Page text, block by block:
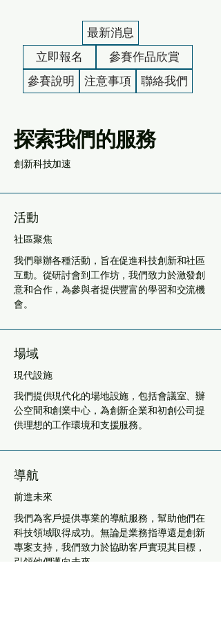
最新消息
立即報名
參賽作品欣賞
參賽說明
注意事項 聯絡我們
探索我們的服務
創新科技加速
活動
社區聚焦
我們舉辦各種活動，旨在促進科技創新和社區
互動。從研討會到工作坊，我們致力於激發創
意和合作，為參與者提供豐富的學習和交流機
會。
場域
現代設施
我們提供現代化的場地設施，包括會議室、辦
公空間和創業中心，為創新企業和初創公司提
供理想的工作環境和支援服務。
導航
前進未來
我們為客戶提供專業的導航服務，幫助他們在
科技領域取得成功。無論是業務指導還是創新
專案支持，我們致力於協助客戶實現其目標，
引領他們邁向未來。